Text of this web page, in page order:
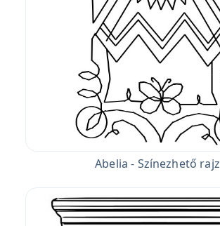
Abelia - Színezhető rajz